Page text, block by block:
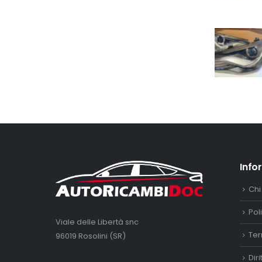
Viale delle Libertà snc
96019 Rosolini (SR)